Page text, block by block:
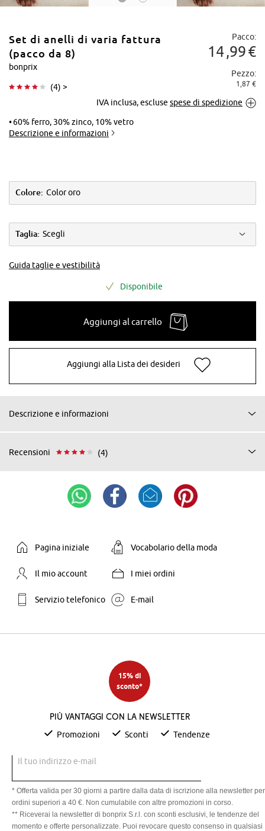
ingrandire
Set di anelli di varia fattura
(pacco da 8)
bonprix
(4) >
Pacco:
14 99€
Pezzo:
1,87 €
IVA inclusa, escluse spese di spedizione
60% ferro, 30% zinco, 10% vetro
Descrizione e informazioni
Colore: Color oro
Taglia: Scegli
Guida taglie e vestibilità
Disponibile
Aggiungi al carrello
Aggiungi alla Lista dei desideri
Descrizione e informazioni
Recensioni (4)
Pagina iniziale Vocabolario della moda
Il mio account I miei ordini
Servizio telefonico E-mail
15% di
sconto*
Più vantaggi con la newsletter
Promozioni Sconti Tendenze
Il tuo indirizzo e-mail
* Offerta valida per 30 giorni a partire dalla data di iscrizione alla newsletter per
ordini superiori a 40 €. Non cumulabile con altre promozioni in corso.
** Riceverai la newsletter di bonprix S.r.l. con sconti esclusivi, le tendenze del
momento e offerte personalizzate. Puoi revocare questo consenso in qualsiasi